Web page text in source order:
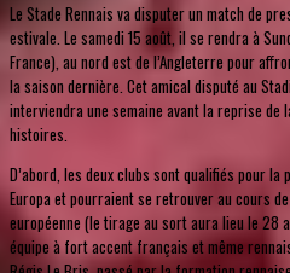
Le Stade Rennais va disputer un match de
estivale. Le samedi 15 août, il se rendra à
France), au nord est de l’Angleterre pour
la saison dernière. Cet amical disputé au
interviendra une semaine avant la reprise de
histoires.
D’abord, les deux clubs sont qualifiés pour la
Europa et pourraient se retrouver au cours
européenne (le tirage au sort aura lieu le 28
équipe à fort accent français et même